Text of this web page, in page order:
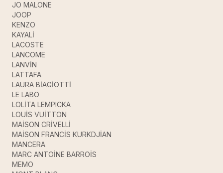
JO MALONE
JOOP
KENZO
KAYALİ
LACOSTE
LANCOME
LANVİN
LATTAFA
LAURA BİAGİOTTİ
LE LABO
LOLİTA LEMPICKA
LOUİS VUİTTON
MAİSON CRİVELLİ
MAİSON FRANCİS KURKDJİAN
MANCERA
MARC ANTOİNE BARROİS
MEMO